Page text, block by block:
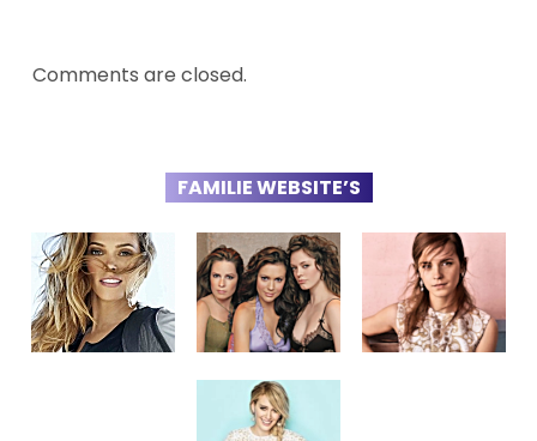
Comments are closed.
FAMILIE WEBSITE’S